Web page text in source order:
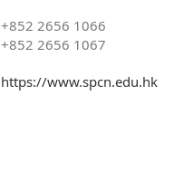
+852 2656 1066
+852 2656 1067
https://www.spcn.edu.hk